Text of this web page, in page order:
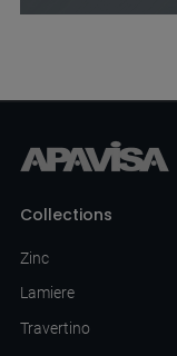
Collections
Zinc
Lamiere
Travertino